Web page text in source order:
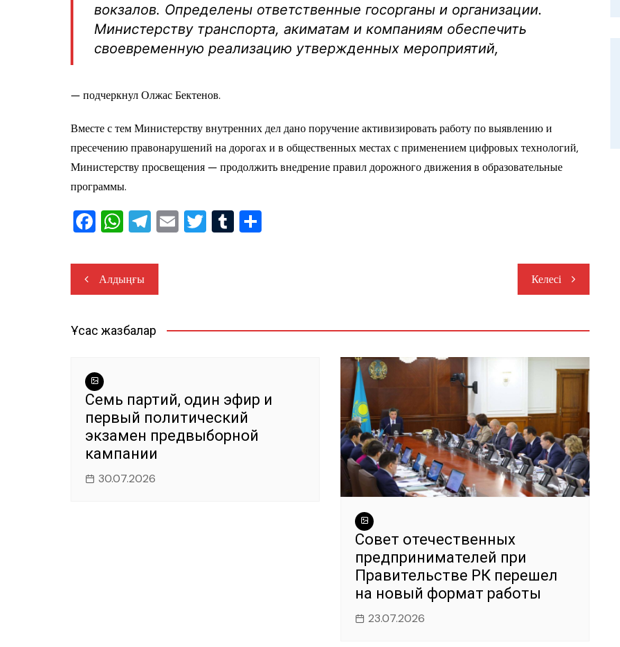
вокзалов. Определены ответственные госорганы и организации.
Министерству транспорта, акиматам и компаниям обеспечить
своевременную реализацию утвержденных мероприятий,
— подчеркнул Олжас Бектенов.
Вместе с тем Министерству внутренних дел дано поручение активизировать работу по выявлению и
пресечению правонарушений на дорогах и в общественных местах с применением цифровых технологий,
Министерству просвещения — продолжить внедрение правил дорожного движения в образовательные
программы.
F
c
e
o
k
W
at
s
p
T
e
gr
m
E T T
Навигация
по
записям
Алдыңғы Келесі
Ұқсас жазбалар
Семь партий, один эфир и
первый политический
экзамен предвыборной
кампании
30.07.2026
Совет отечественных
предпринимателей при
Правительстве РК перешел
на новый формат работы
23.07.2026